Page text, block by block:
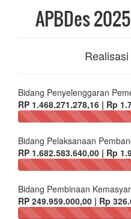
APBDes
Bidang Penyelenggaran
RP 1.468.271.278,16 | Rp
Bidang Pelaksanaan
RP 1.682.583.640,00 | Rp
Bidang Pembinaan
RP 249.959.000,00 | Rp